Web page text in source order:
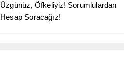
Üzgünüz, Öfkeliyiz! Sorumlulardan
Hesap Soracağız!